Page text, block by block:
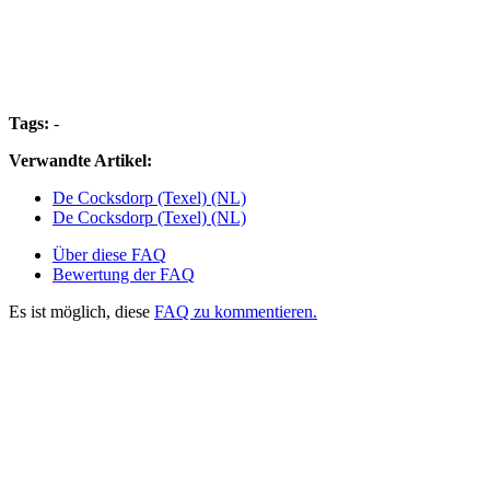
Tags: -
Verwandte Artikel:
De Cocksdorp (Texel) (NL)
De Cocksdorp (Texel) (NL)
Über diese FAQ
Bewertung der FAQ
Es ist möglich, diese FAQ zu kommentieren.